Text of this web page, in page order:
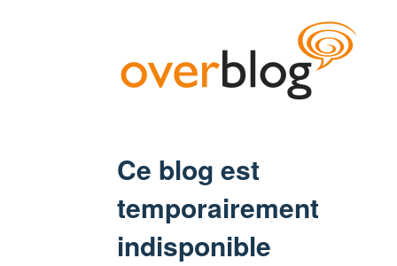
Ce blog est
temporairement
indisponible